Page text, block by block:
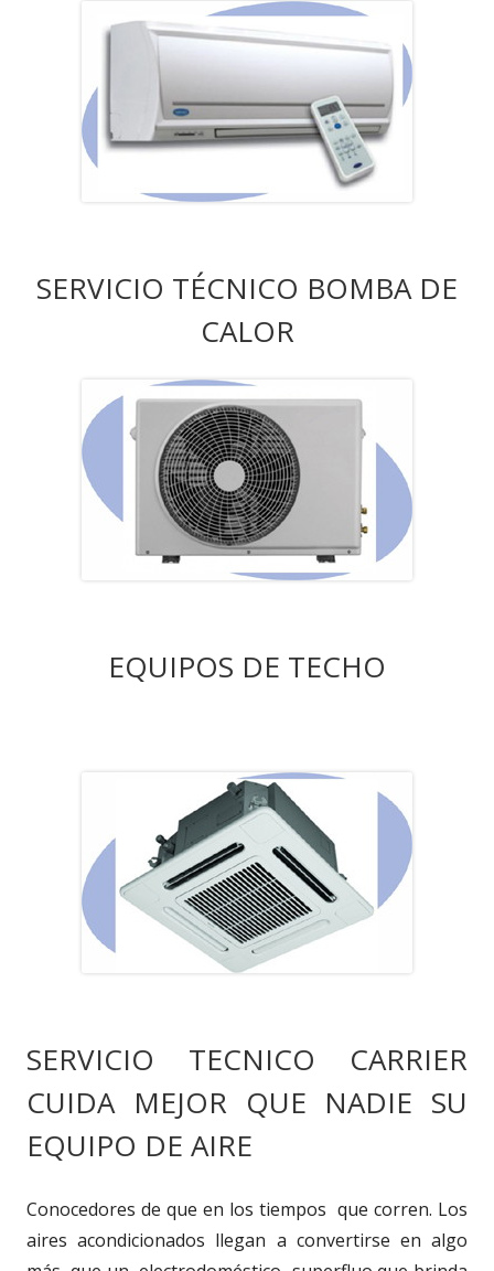
SERVICIO TÉCNICO BOMBA DE
CALOR
EQUIPOS DE TECHO
SERVICIO TECNICO CARRIER
CUIDA MEJOR QUE NADIE SU
EQUIPO DE AIRE
Conocedores de que en los tiempos que corren. Los
aires acondicionados llegan a convertirse en algo